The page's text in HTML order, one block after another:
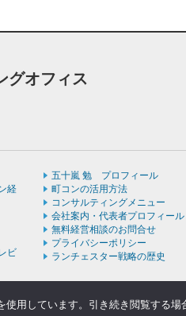
グオフィス
経
ビ
五十嵐 勉 プロフィール
町コンの活用方法
コンサルティングメニュー
会社案内・代表者プロフィール
無料経営相談のお問合せ
プライバシーポリシー
ランチェスター戦略の歴史
© ランチェスターの法則を学ぶなら五十
用しています。引き続き閲覧する場